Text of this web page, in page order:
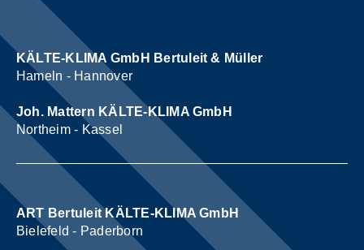
KÄLTE-KLIMA GmbH Bertuleit & Müller
Hameln - Hannover
Joh. Mattern KÄLTE-KLIMA GmbH
Northeim - Kassel
ART Bertuleit KÄLTE-KLIMA GmbH
Bielefeld - Paderborn